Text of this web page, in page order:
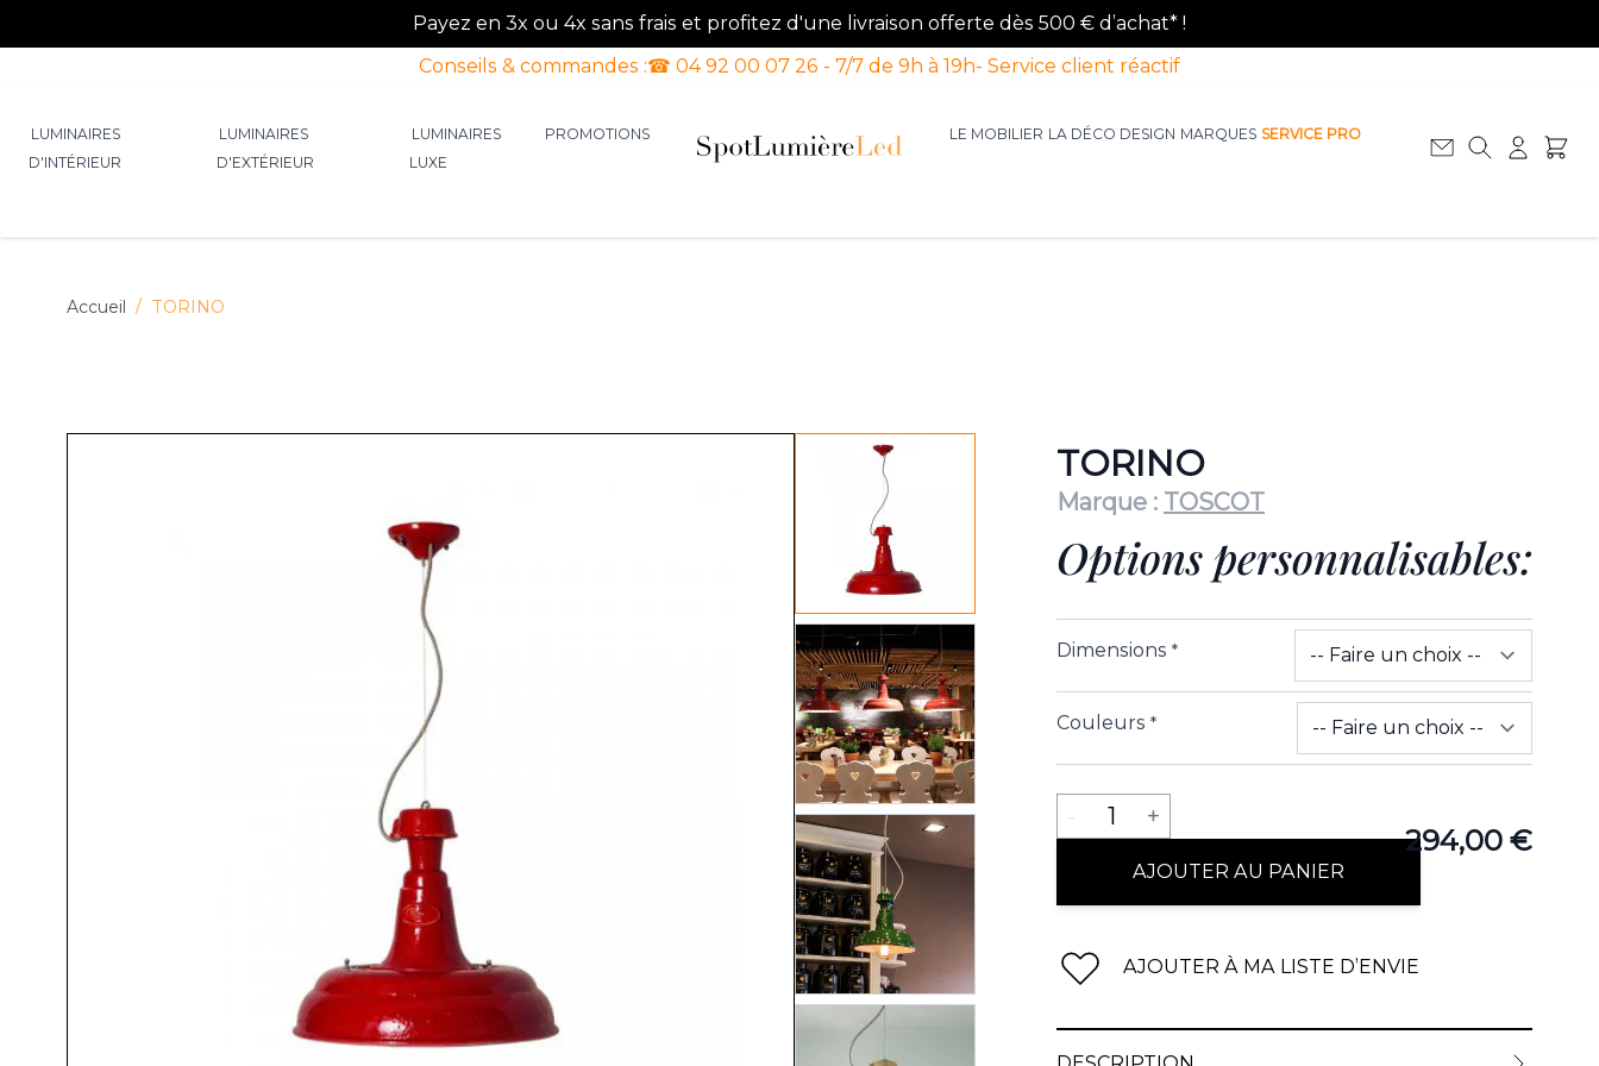
Payez en 3x ou 4x sans frais et profitez d'une livraison offerte dès 500 € d’achat* !
Conseils & commandes :☎ 04 92 00 07 26 - 7/7 de 9h à 19h- Service client réactif
LUMINAIRES
D'INTÉRIEUR
LUMINAIRES
D'EXTÉRIEUR
LUMINAIRES
LUXE
PROMOTIONS LE MOBILIER LA DÉCO DESIGN MARQUES SERVICE PRO
Accueil / TORINO
View larger image
View larger image
View larger image
TORINO
Marque : TOSCOT
Options personnalisables:
Dimensions *
Couleurs *
294,00 €
Quantité
- 1 +
AJOUTER AU PANIER
AJOUTER À MA LISTE D’ENVIE